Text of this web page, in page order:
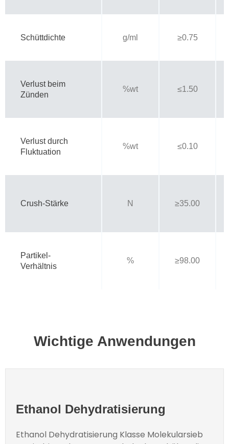
Schüttdichte g/ml ≥0.75
Verlust beim
Zünden
%wt ≤1.50
Verlust durch
Fluktuation
%wt ≤0.10
Crush-Stärke N ≥35.00
Partikel-
Verhältnis
% ≥98.00
Wichtige Anwendungen
Ethanol Dehydratisierung
Ethanol Dehydratisierung Klasse Molekularsieb